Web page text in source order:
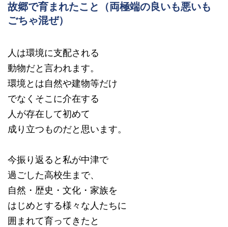
故郷で育まれたこと（両極端の良いも悪いも
ごちゃ混ぜ）
人は環境に支配される
動物だと言われます。
環境とは自然や建物等だけ
でなくそこに介在する
人が存在して初めて
成り立つものだと思います。
今振り返ると私が中津で
過ごした高校生まで、
自然・歴史・文化・家族を
はじめとする様々な人たちに
囲まれて育ってきたと